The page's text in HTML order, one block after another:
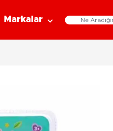
Müzik Aletleri
Markalar